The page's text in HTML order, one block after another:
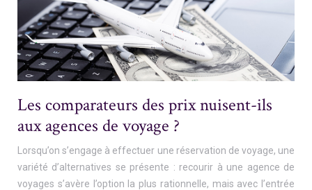
Les comparateurs des prix nuisent-ils
aux agences de voyage ?
Lorsqu’on s’engage à effectuer une réservation de voyage, une
variété d’alternatives se présente : recourir à une agence de
voyages s’avère l’option la plus rationnelle, mais avec l’entrée